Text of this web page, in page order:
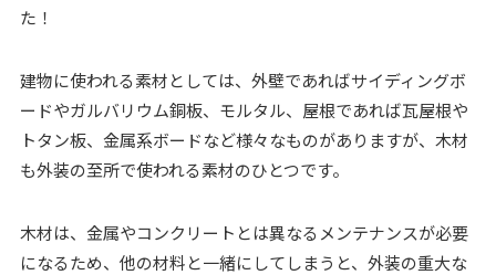
た！
建物に使われる素材としては、外壁であればサイディングボ
ードやガルバリウム銅板、モルタル、屋根であれば瓦屋根や
トタン板、金属系ボードなど様々なものがありますが、木材
も外装の至所で使われる素材のひとつです。
木材は、金属やコンクリートとは異なるメンテナンスが必要
になるため、他の材料と一緒にしてしまうと、外装の重大な